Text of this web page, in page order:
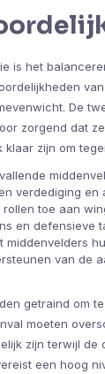
is het
De
zorgend dat
klaar zijn om
verdediging en
toe aan
en defensieve
middenvelders
van de
getraind om
moeten
zijn terwijl de
een hoog